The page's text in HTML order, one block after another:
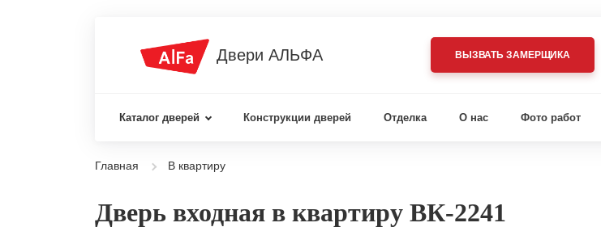
Двери АЛЬФА ВЫЗВАТЬ ЗАМЕРЩИКА
Каталог дверей Конструкции дверей Отделка О нас Фото работ
Главная В квартиру
Дверь входная в квартиру ВК-2241